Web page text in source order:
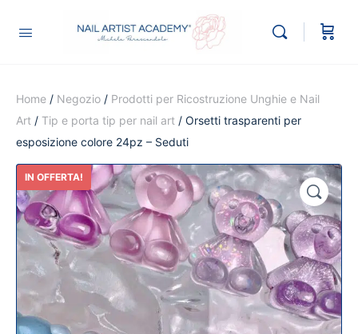
Home / Negozio / Prodotti per Ricostruzione Unghie e Nail
Art / Tip e porta tip per nail art / Orsetti trasparenti per
esposizione colore 24pz – Seduti
IN OFFERTA!
🔍